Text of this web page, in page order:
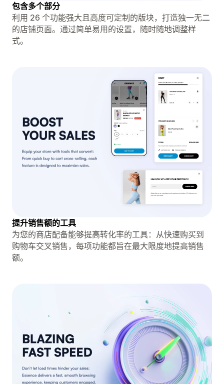
包含多个部分
利用 26 个功能强大且高度可定制的版块，打造独一无二
的店铺页面。通过简单易用的设置，随时随地调整样
式。
提升销售额的工具
为您的商店配备能够提高转化率的工具：从快速购买到
购物车交叉销售，每项功能都旨在最大限度地提高销售
额。